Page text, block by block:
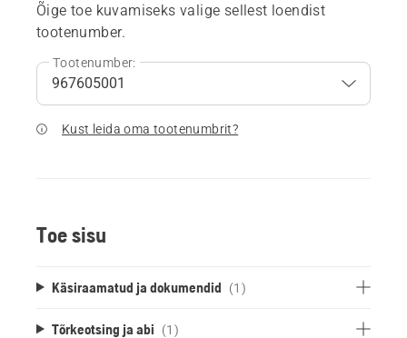
Õige toe kuvamiseks valige sellest loendist
tootenumber.
Tootenumber:
Kust leida oma tootenumbrit?
Toe sisu
Käsiraamatud ja dokumendid (1)
Tõrkeotsing ja abi (1)